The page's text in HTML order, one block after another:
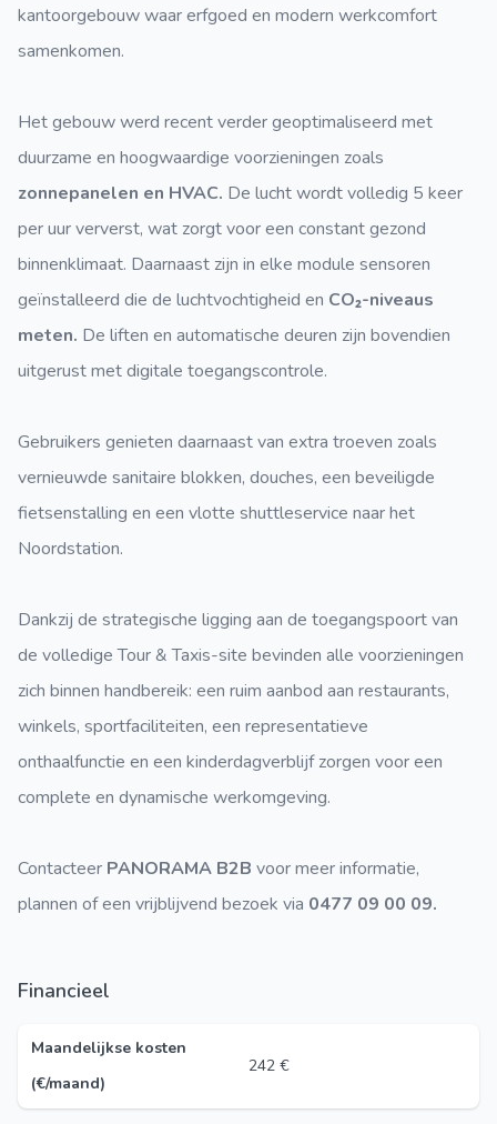
kantoorgebouw waar erfgoed en modern werkcomfort
samenkomen.
Het gebouw werd recent verder geoptimaliseerd met
duurzame en hoogwaardige voorzieningen zoals
zonnepanelen en HVAC. De lucht wordt volledig 5 keer
per uur ververst, wat zorgt voor een constant gezond
binnenklimaat. Daarnaast zijn in elke module sensoren
geïnstalleerd die de luchtvochtigheid en CO₂-niveaus
meten. De liften en automatische deuren zijn bovendien
uitgerust met digitale toegangscontrole.
Gebruikers genieten daarnaast van extra troeven zoals
vernieuwde sanitaire blokken, douches, een beveiligde
fietsenstalling en een vlotte shuttleservice naar het
Noordstation.
Dankzij de strategische ligging aan de toegangspoort van
de volledige Tour & Taxis-site bevinden alle voorzieningen
zich binnen handbereik: een ruim aanbod aan restaurants,
winkels, sportfaciliteiten, een representatieve
onthaalfunctie en een kinderdagverblijf zorgen voor een
complete en dynamische werkomgeving.
Contacteer PANORAMA B2B voor meer informatie,
plannen of een vrijblijvend bezoek via 0477 09 00 09.
Financieel
Maandelijkse kosten
(€/maand)
242 €